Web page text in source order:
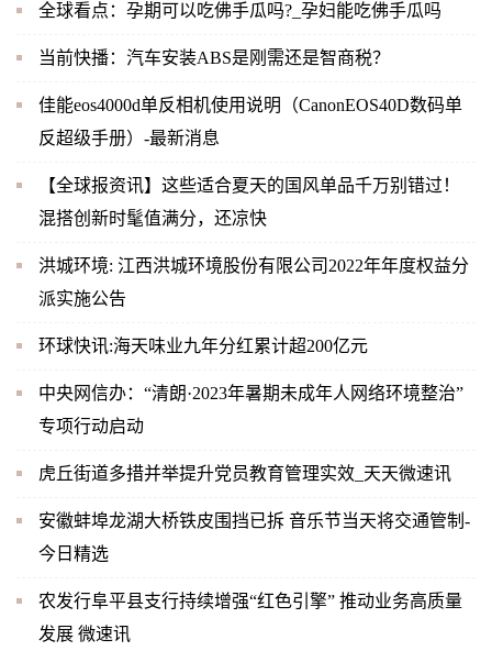
全球看点：孕期可以吃佛手瓜吗?_孕妇能吃佛手瓜吗
当前快播：汽车安装ABS是刚需还是智商税？
佳能eos4000d单反相机使用说明（CanonEOS40D数码单
反超级手册）-最新消息
【全球报资讯】这些适合夏天的国风单品千万别错过！
混搭创新时髦值满分，还凉快
洪城环境: 江西洪城环境股份有限公司2022年年度权益分
派实施公告
环球快讯:海天味业九年分红累计超200亿元
中央网信办：“清朗·2023年暑期未成年人网络环境整治”
专项行动启动
虎丘街道多措并举提升党员教育管理实效_天天微速讯
安徽蚌埠龙湖大桥铁皮围挡已拆 音乐节当天将交通管制-
今日精选
农发行阜平县支行持续增强“红色引擎” 推动业务高质量
发展 微速讯